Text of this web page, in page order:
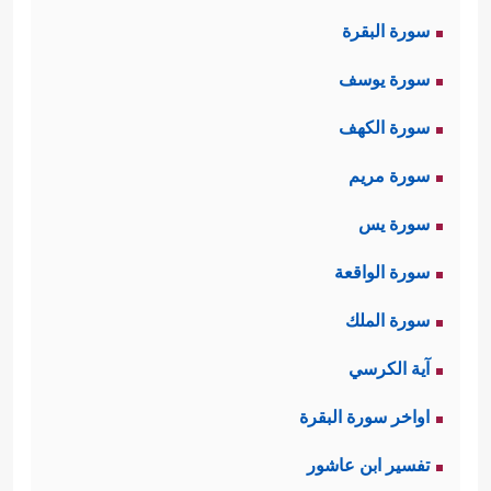
ونشرهم في هذه الأرض، وخلق فيهم
الموت والحياة يتجدَّدان كلَّ يوم؛ فوجٌ
ذاهبٌ، وفوجٌ آتٍ، يُذكِّرهم بهذه الحقائق
الكبرى لعلهم يخرجون من مألوف
عاداتهم قليلًا، ليتفكروا فيما وراء كلِّ
هذا.
سورة البقرة
سورة يوسف
سورة الكهف
سورة مريم
سورة يس
سورة الواقعة
سورة الملك
آية الكرسي
اواخر سورة البقرة
تفسير ابن عاشور